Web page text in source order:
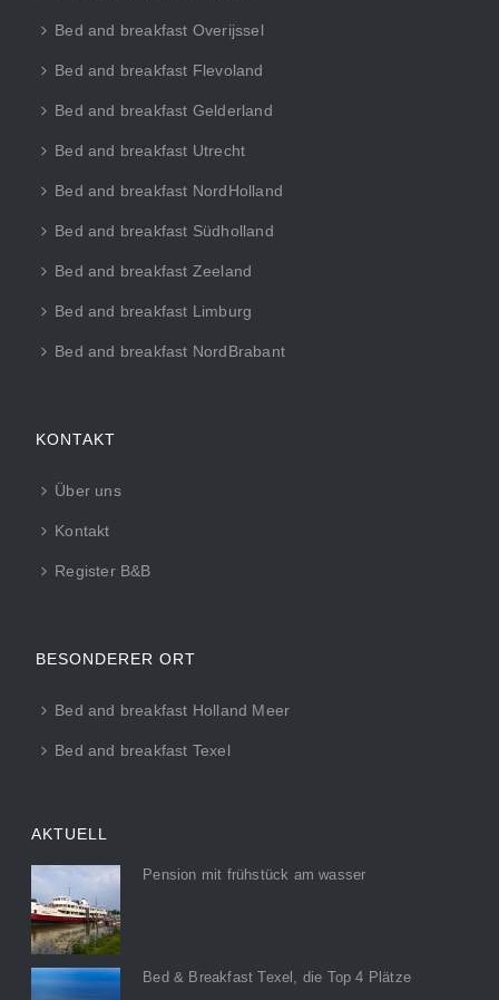
Bed and breakfast Overijssel
Bed and breakfast Flevoland
Bed and breakfast Gelderland
Bed and breakfast Utrecht
Bed and breakfast NordHolland
Bed and breakfast Südholland
Bed and breakfast Zeeland
Bed and breakfast Limburg
Bed and breakfast NordBrabant
KONTAKT
Über uns
Kontakt
Register B&B
BESONDERER ORT
Bed and breakfast Holland Meer
Bed and breakfast Texel
AKTUELL
Pension mit frühstück am wasser
Bed & Breakfast Texel, die Top 4 Plätze